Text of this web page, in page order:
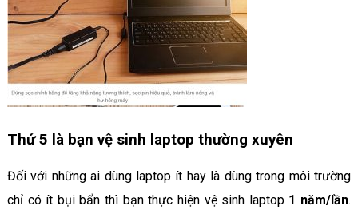
Thứ 5 là bạn vệ sinh laptop thường xuyên
Đối với những ai dùng laptop ít hay là dùng trong môi trường
chỉ có ít bụi bẩn thì bạn thực hiện vệ sinh laptop 1 năm/lần.